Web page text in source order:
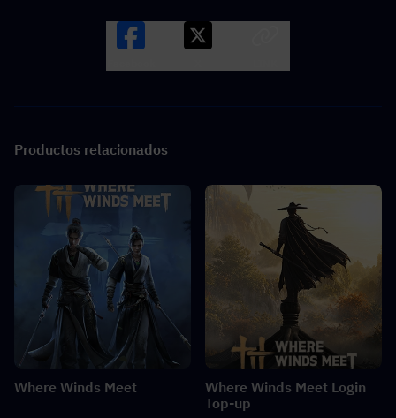
Productos relacionados
Where Winds Meet
Where Winds Meet Login
Top-up